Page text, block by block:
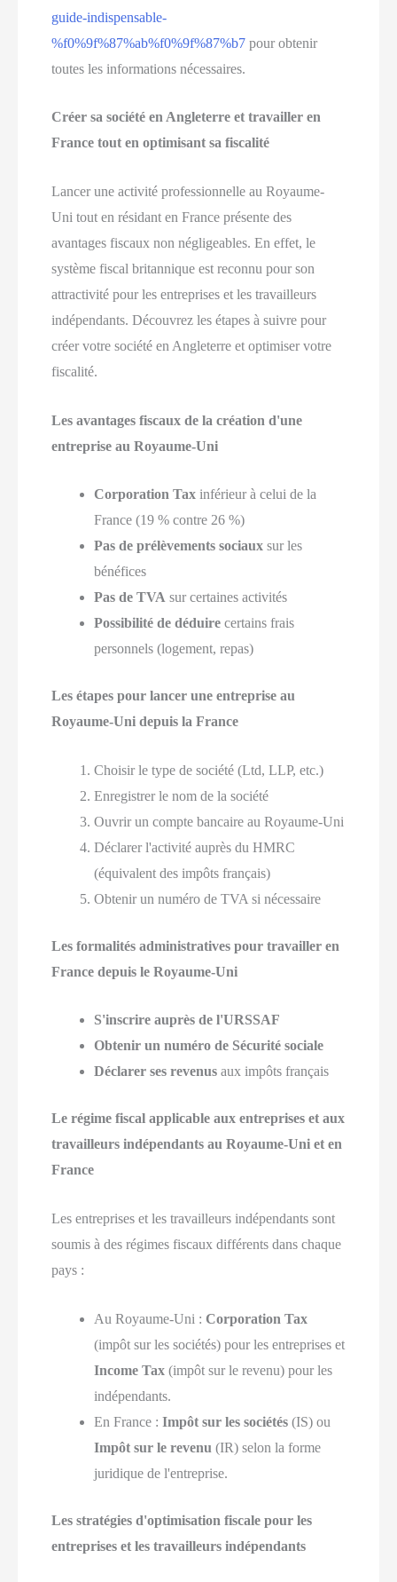
guide-indispensable-
%f0%9f%87%ab%f0%9f%87%b7 pour obtenir
toutes les informations nécessaires.
Créer sa société en Angleterre et travailler en
France tout en optimisant sa fiscalité
Lancer une activité professionnelle au Royaume-
Uni tout en résidant en France présente des
avantages fiscaux non négligeables. En effet, le
système fiscal britannique est reconnu pour son
attractivité pour les entreprises et les travailleurs
indépendants. Découvrez les étapes à suivre pour
créer votre société en Angleterre et optimiser votre
fiscalité.
Les avantages fiscaux de la création d'une
entreprise au Royaume-Uni
Corporation Tax inférieur à celui de la
France (19 % contre 26 %)
Pas de prélèvements sociaux sur les
bénéfices
Pas de TVA sur certaines activités
Possibilité de déduire certains frais
personnels (logement, repas)
Les étapes pour lancer une entreprise au
Royaume-Uni depuis la France
Choisir le type de société (Ltd, LLP, etc.)
Enregistrer le nom de la société
Ouvrir un compte bancaire au Royaume-Uni
Déclarer l'activité auprès du HMRC
(équivalent des impôts français)
Obtenir un numéro de TVA si nécessaire
Les formalités administratives pour travailler en
France depuis le Royaume-Uni
S'inscrire auprès de l'URSSAF
Obtenir un numéro de Sécurité sociale
Déclarer ses revenus aux impôts français
Le régime fiscal applicable aux entreprises et aux
travailleurs indépendants au Royaume-Uni et en
France
Les entreprises et les travailleurs indépendants sont
soumis à des régimes fiscaux différents dans chaque
pays :
Au Royaume-Uni :Corporation Tax
(impôt sur les sociétés) pour les entreprises et
Income Tax (impôt sur le revenu) pour les
indépendants.
En France :Impôt sur les sociétés (IS) ou
Impôt sur le revenu (IR) selon la forme
juridique de l'entreprise.
Les stratégies d'optimisation fiscale pour les
entreprises et les travailleurs indépendants